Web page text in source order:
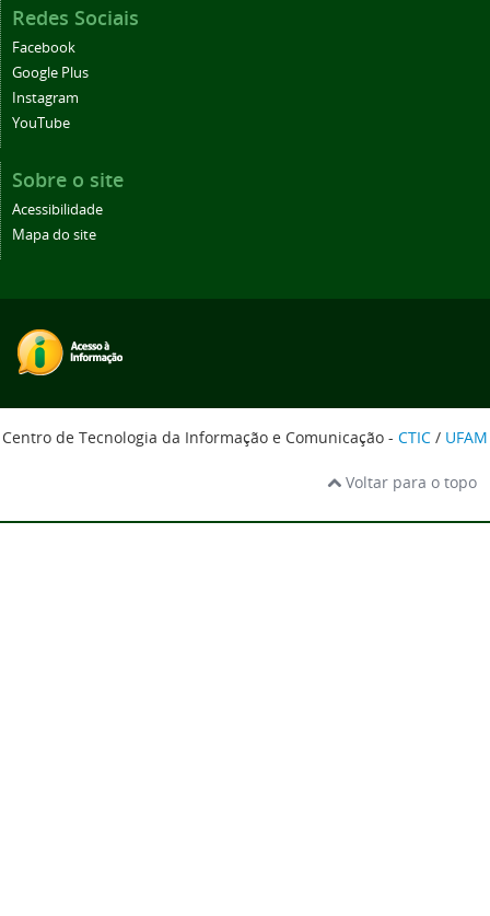
Redes Sociais
Facebook
Google Plus
Instagram
YouTube
Sobre o site
Acessibilidade
Mapa do site
Centro de Tecnologia da Informação e Comunicação - CTIC / UFAM
Voltar para o topo